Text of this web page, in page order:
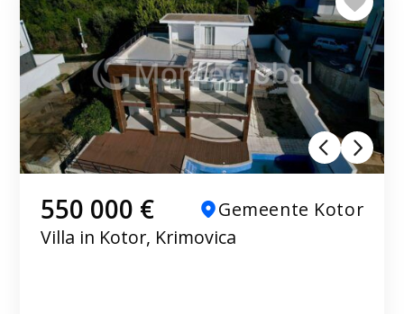
550 000 €
Gemeente Kotor
Villa in Kotor, Krimovica